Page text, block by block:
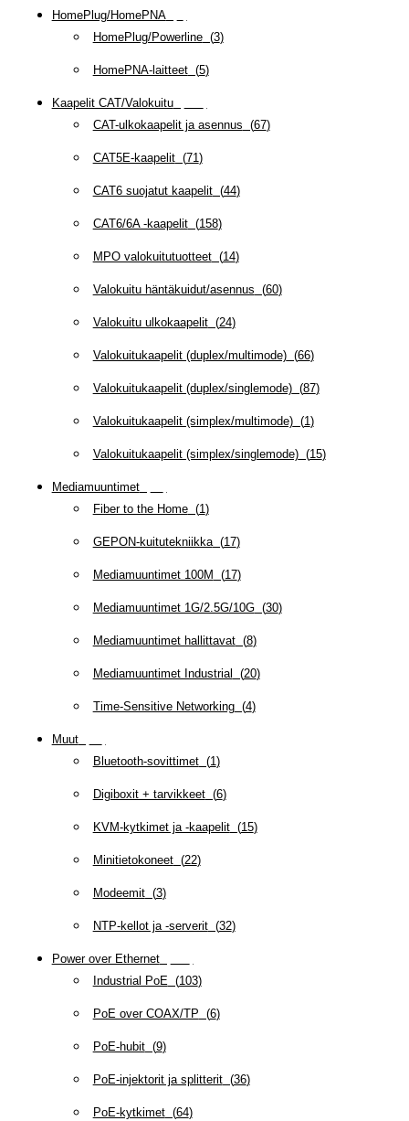
HomePlug/HomePNA(
HomePlug/Powerline(3)
HomePNA-laitteet(5)
Kaapelit CAT/Valokuitu(
CAT-ulkokaapelit ja asennus (67)
CAT5E-kaapelit(71)
CAT6 suojatut kaapelit(44)
CAT6/6A -kaapelit(158)
MPO valokuitutuotteet(14)
Valokuitu häntäkuidut/asennus (60)
Valokuitu ulkokaapelit(24)
Valokuitukaapelit (duplex/multimode)(66)
Valokuitukaapelit (duplex/singlemode)(87)
Valokuitukaapelit (simplex/multimode)(1)
Valokuitukaapelit (simplex/singlemode)(15)
Mediamuuntimet(
Fiber to the Home(1)
GEPON-kuitutekniikka(17)
Mediamuuntimet 100M (17)
Mediamuuntimet 1G/2.5G/10G(30)
Mediamuuntimet hallittavat(8)
Mediamuuntimet Industrial (20)
Time-Sensitive Networking(4)
Muut(
Bluetooth-sovittimet(1)
Digiboxit + tarvikkeet(6)
KVM-kytkimet ja -kaapelit(15)
Minitietokoneet(22)
Modeemit(3)
NTP-kellot ja -serverit(32)
Power over Ethernet(
Industrial PoE(103)
PoE over COAX/TP (6)
PoE-hubit(9)
PoE-injektorit ja splitterit(36)
PoE-kytkimet(64)